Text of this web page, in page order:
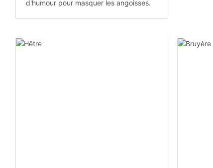
d'humour pour masquer les angoisses.